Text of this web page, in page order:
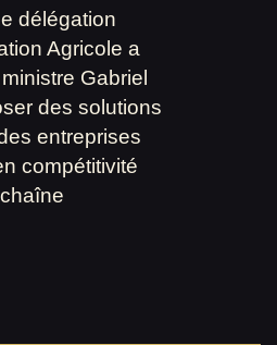
délégation
Agricole a
Gabriel
des solutions
entreprises
compétitivité